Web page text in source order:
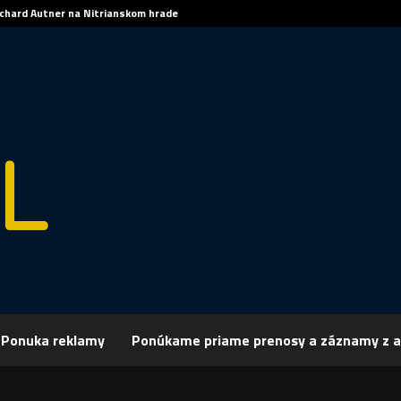
Autner na Nitrianskom hrade
Ponuka reklamy Ponúkame priame prenosy a záznamy z
Archív Šport ŠPORT, VOLEJBAL: Nitra vo štvrťfinále proti Myjave